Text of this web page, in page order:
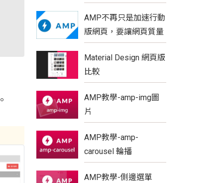
AMP不再只是加速行動
版網頁，要讓網頁質量
更具優勢
Material Design 網頁版
比較
AMP教學-amp-img圖
片
AMP教學-amp-
carousel 輪播
AMP教學-側邊選單